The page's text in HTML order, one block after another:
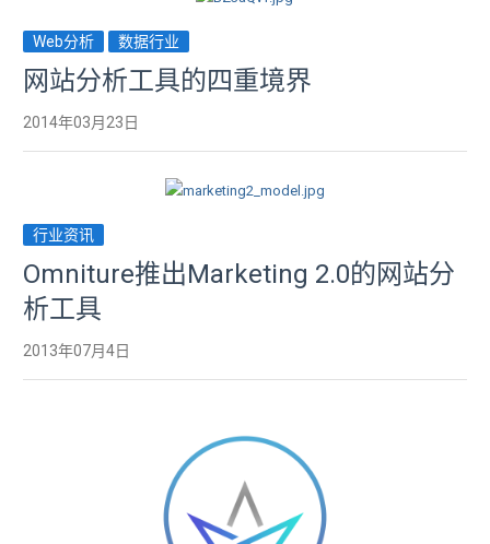
Web分析 数据行业
网站分析工具的四重境界
2014年03月23日
行业资讯
Omniture推出Marketing 2.0的网站分
析工具
2013年07月4日